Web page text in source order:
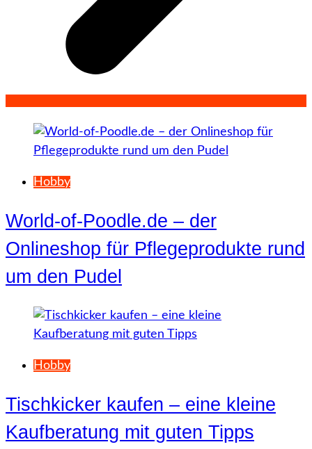
Hobby
World-of-Poodle.de – der
Onlineshop für Pflegeprodukte rund
um den Pudel
Hobby
Tischkicker kaufen – eine kleine
Kaufberatung mit guten Tipps